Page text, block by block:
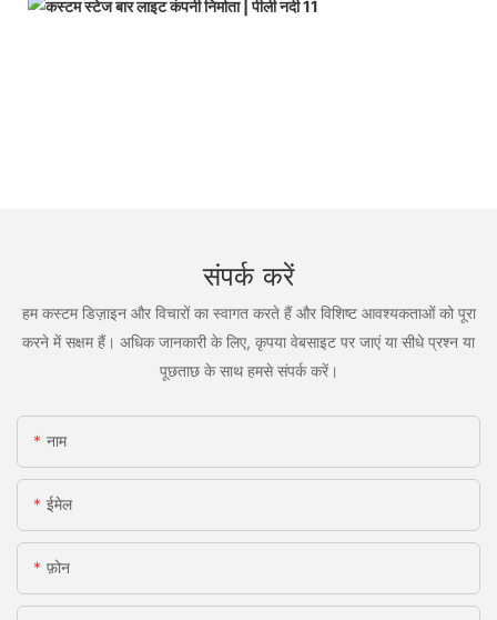
संपर्क करें
हम कस्टम डिज़ाइन और विचारों का स्वागत करते हैं और विशिष्ट आवश्यकताओं को पूरा
करने में सक्षम हैं। अधिक जानकारी के लिए, कृपया वेबसाइट पर जाएं या सीधे प्रश्न या
पूछताछ के साथ हमसे संपर्क करें।
नाम
ईमेल
फ़ोन